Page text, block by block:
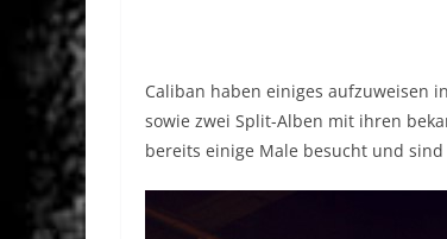
Caliban haben einiges aufzuweisen
sowie zwei Split-Alben mit ihren
bereits einige Male besucht und